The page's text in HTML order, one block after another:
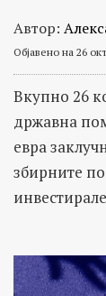
Автор:
Објавено на 26
Вкупно 26
државна
евра
збирните